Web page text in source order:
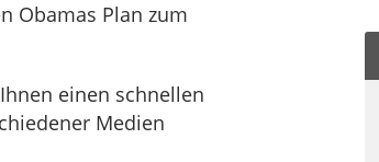
Obamas Plan zum
einen schnellen
Medien